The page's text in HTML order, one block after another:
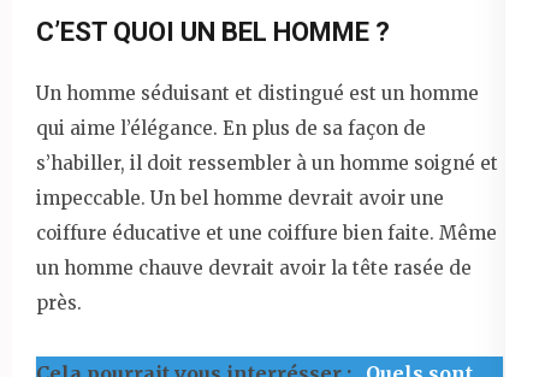
C’EST QUOI UN BEL HOMME ?
Un homme séduisant et distingué est un homme
qui aime l’élégance. En plus de sa façon de
s’habiller, il doit ressembler à un homme soigné et
impeccable. Un bel homme devrait avoir une
coiffure éducative et une coiffure bien faite. Même
un homme chauve devrait avoir la tête rasée de
près.